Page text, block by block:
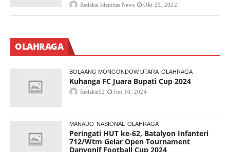
Redaksi Identitas News Okt 29, 2022
OLAHRAGA
BOLAANG MONGONDOW UTARA OLAHRAGA
Kuhanga FC Juara Bupati Cup 2024
Redaksi02 Jun 10, 2024
MANADO NASIONAL OLAHRAGA
Peringati HUT ke-62, Batalyon Infanteri
712/Wtm Gelar Open Tournament
Danyonif Football Cup 2024